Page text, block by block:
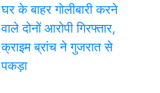
घर के बाहर गोलीबारी करने
वाले दोनों आरोपी गिरफ्तार,
क्राइम ब्रांच ने गुजरात से
पकड़ा